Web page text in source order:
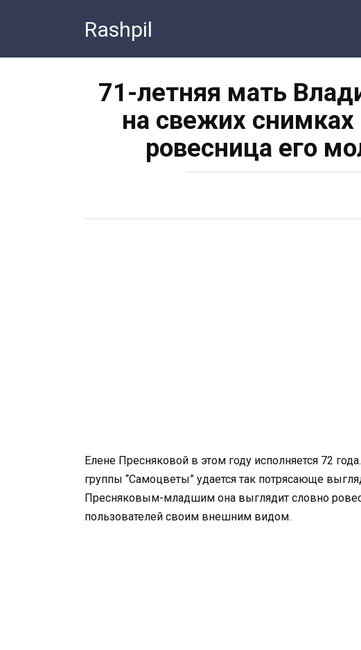
Rashpil
71-летняя мать
на свежих
ровесница его
Елене Пресняковой в этом году исполняется 72
группы “Самоцветы” удается так потрясающе
Пресняковым-младшим она выглядит словно
пользователей своим внешним видом.